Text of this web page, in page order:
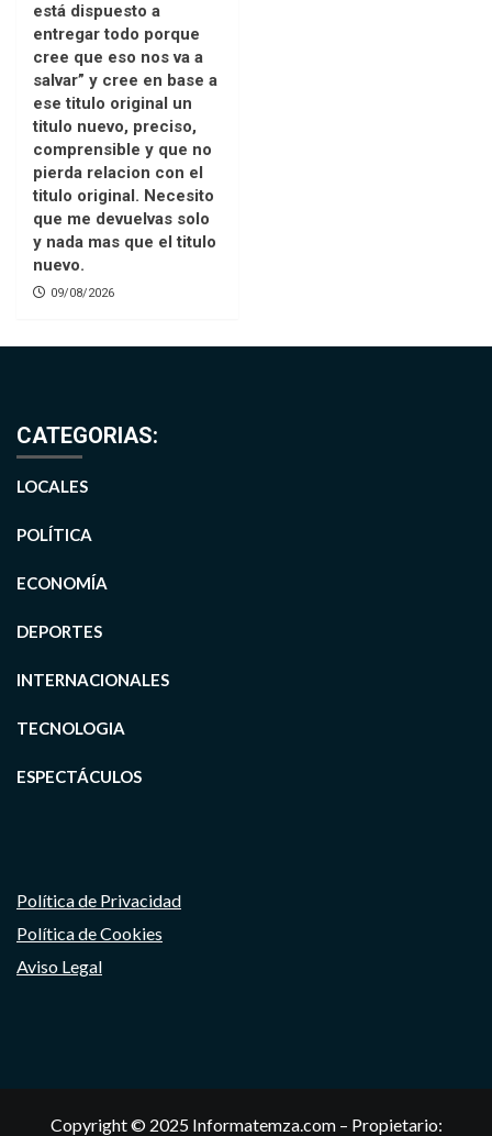
está dispuesto a
entregar todo porque
cree que eso nos va a
salvar” y cree en base a
ese titulo original un
titulo nuevo, preciso,
comprensible y que no
pierda relacion con el
titulo original. Necesito
que me devuelvas solo
y nada mas que el titulo
nuevo.
09/08/2026
CATEGORIAS:
LOCALES
POLÍTICA
ECONOMÍA
DEPORTES
INTERNACIONALES
TECNOLOGIA
ESPECTÁCULOS
Política de Privacidad
Política de Cookies
Aviso Legal
Copyright © 2025 Informatemza.com – Propietario: